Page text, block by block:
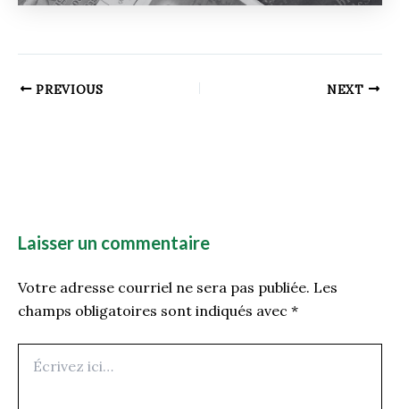
PREVIOUS NEXT
Laisser un commentaire
Votre adresse courriel ne sera pas publiée. Les
champs obligatoires sont indiqués avec *
ici…